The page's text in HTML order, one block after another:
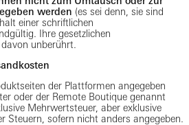
werden (es sei denn, sie sind
einer schriftlichen
Ihre gesetzlichen
unberührt.
der Plattformen angegeben
oder der Remote Boutique genannt
Mehrwertsteuer, aber exklusive
Steuern, sofern nicht anders angegeben.